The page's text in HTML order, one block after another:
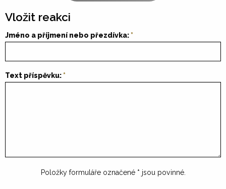
Vložit reakci
Jméno a příjmení nebo přezdívka:
Text příspěvku:
Položky formuláře označené * jsou povinné.